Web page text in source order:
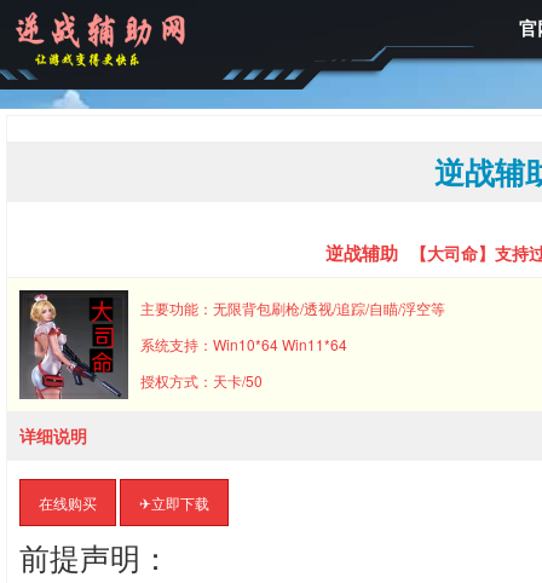
官
逆战辅
逆战辅助 【大司命】支持
主要功能：无限背包刷枪/透视/追踪/自瞄/浮空等
系统支持：Win10*64 Win11*64
授权方式：天卡/50
详细说明
在线购买 ✈︎立即下载
前提声明：